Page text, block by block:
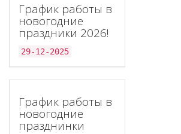
График работы в
новогодние
праздники 2026!
29-12-2025
График работы в
новогодние
празднинки